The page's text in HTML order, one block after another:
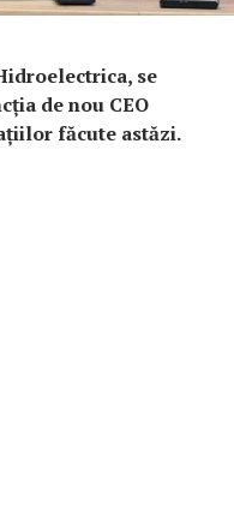
se
de nou CEO
făcute astăzi.